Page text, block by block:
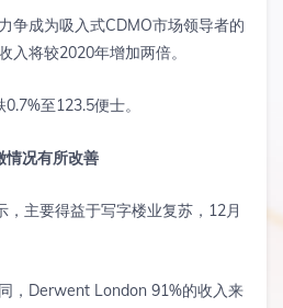
争成为吸入式CDMO市场领导者的
入将较2020年增加两倍。
至123.5便士。
情况有所改善
主要得益于写字楼业复苏，12月
，Derwent London 91%的收入来